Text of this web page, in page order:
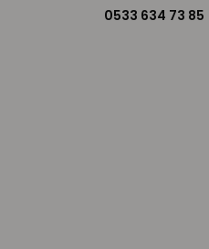
0533 634 73 85